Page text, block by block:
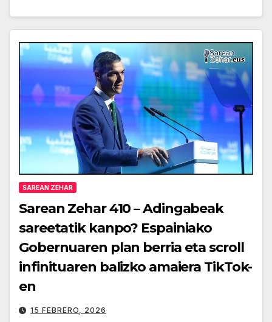
SAREAN ZEHAR
Sarean Zehar 410 – Adingabeak
sareetatik kanpo? Espainiako
Gobernuaren plan berria eta scroll
infinituaren balizko amaiera TikTok-
en
15 FEBRERO, 2026